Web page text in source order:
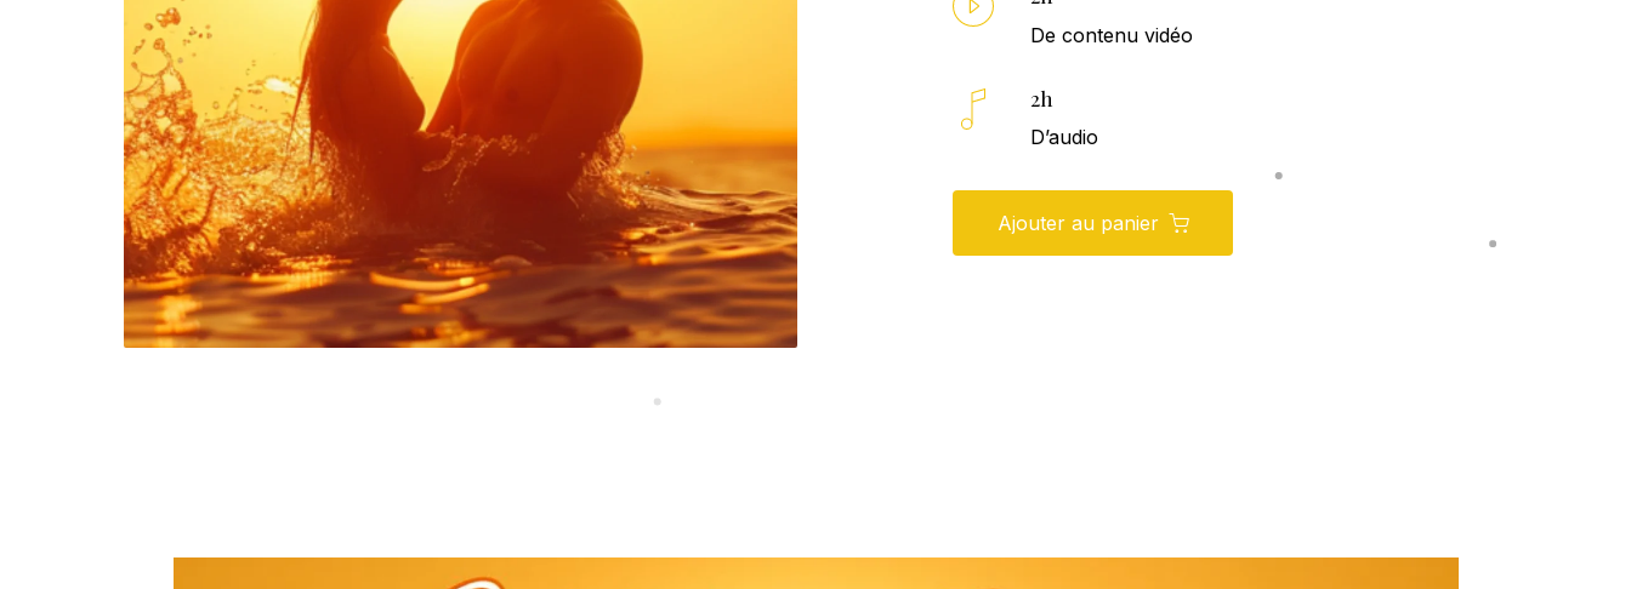
De contenu vidéo
2h
D’audio
Ajouter au panier